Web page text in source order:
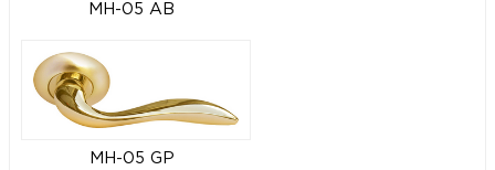
MH-05 AB
MH-05 GP